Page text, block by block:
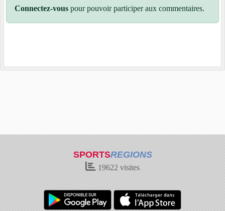
Connectez-vous pour pouvoir participer aux commentaires.
SPORTSREGIONS
19622 visites